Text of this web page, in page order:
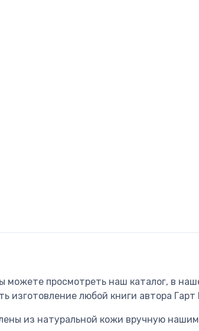
можете просмотреть наш каталог, в
изготовление любой книги автора
из натуральной кожи вручную